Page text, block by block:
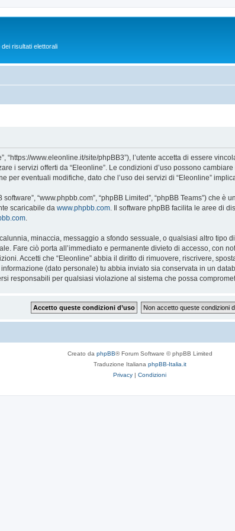
risultati elettorali
“https://www.eleonline.it/site/phpBB3”), l’utente accetta di essere
i servizi offerti da “Eleonline”. Le condizioni d’uso possono
per eventuali modifiche, dato che l’uso dei servizi di “Eleonline”
“www.phpbb.com”, “phpBB Limited”, “phpBB Teams”) che
scaricabile da www.phpbb.com. Il software phpBB facilita le aree di
.
minaccia, messaggio a sfondo sessuale, o qualsiasi altro
Fare ciò porta all’immediato e permanente divieto di accesso, con
Accetti che “Eleonline” abbia il diritto di rimuovere, riscrivere,
(dato personale) tu abbia inviato sia conservata in un
responsabili per qualsiasi violazione al sistema che possa
Creato da phpBB® Forum Software © phpBB Limited
Traduzione Italiana phpBB-Italia.it
Privacy | Condizioni